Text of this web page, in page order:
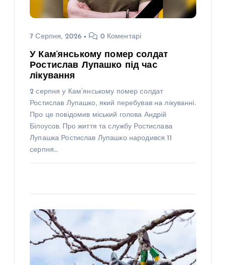
7 Серпня, 2026 0 Коментарі
У Кам’янському помер солдат
Ростислав Лупашко під час
лікування
2 серпня у Кам’янському помер солдат
Ростислав Лупашко, який перебував на лікуванні.
Про це повідомив міський голова Андрій
Білоусов. Про життя та службу Ростислава
Лупашка Ростислав Лупашко народився 11
серпня…